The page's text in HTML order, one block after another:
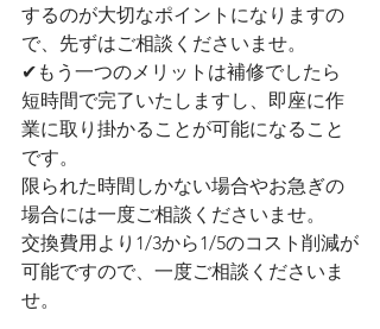
するのが大切なポイントになりますの
で、先ずはご相談くださいませ。
✔︎もう一つのメリットは補修でしたら
短時間で完了いたしますし、即座に作
業に取り掛かることが可能になること
です。
限られた時間しかない場合やお急ぎの
場合には一度ご相談くださいませ。
交換費用より1/3から1/5のコスト削減が
可能ですので、一度ご相談くださいま
せ。